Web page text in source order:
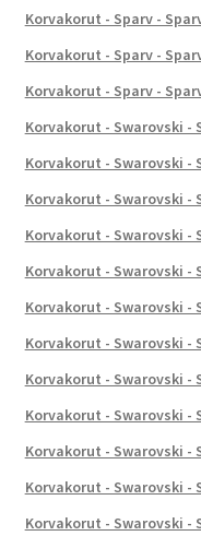
Korvakorut - Sparv -
Korvakorut - Sparv -
Korvakorut - Sparv -
Korvakorut - Swarovski -
Korvakorut - Swarovski -
Korvakorut - Swarovski -
Korvakorut - Swarovski -
Korvakorut - Swarovski -
Korvakorut - Swarovski -
Korvakorut - Swarovski -
Korvakorut - Swarovski -
Korvakorut - Swarovski -
Korvakorut - Swarovski -
Korvakorut - Swarovski -
Korvakorut - Swarovski -